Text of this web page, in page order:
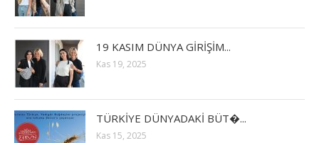
19 KASIM DÜNYA GİRİŞİM...
Kas 19, 2025
TÜRKİYE DÜNYADAKİ BÜT�...
Kas 15, 2025